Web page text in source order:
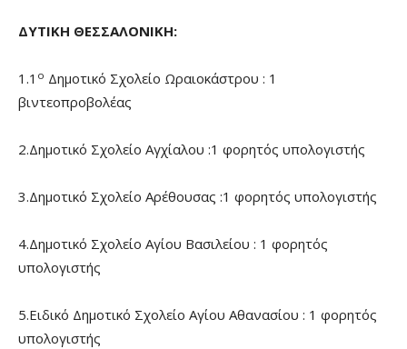
ΔΥΤΙΚΗ ΘΕΣΣΑΛΟΝΙΚΗ:
1.1 ο Δημοτικό Σχολείο Ωραιοκάστρου : 1
βιντεοπροβολέας
2.Δημοτικό Σχολείο Αγχίαλου :1 φορητός υπολογιστής
3.Δημοτικό Σχολείο Αρέθουσας :1 φορητός υπολογιστής
4.Δημοτικό Σχολείο Αγίου Βασιλείου : 1 φορητός
υπολογιστής
5.Ειδικό Δημοτικό Σχολείο Αγίου Αθανασίου : 1 φορητός
υπολογιστής